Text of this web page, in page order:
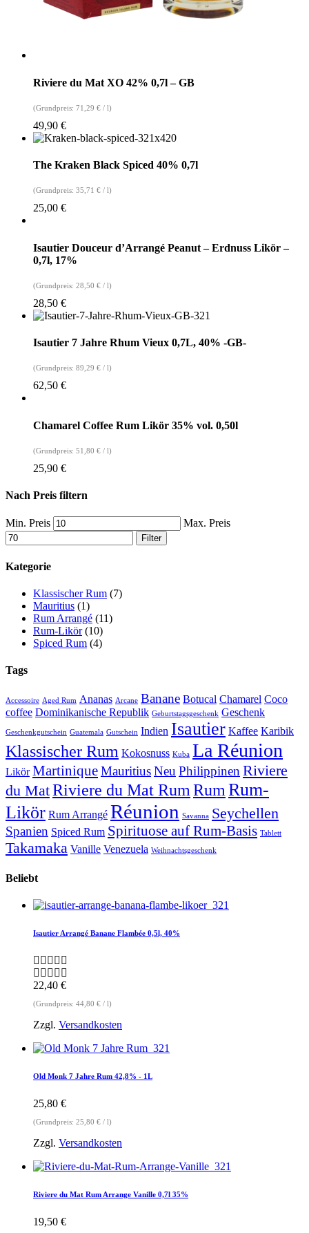
Riviere du Mat XO 42% 0,7l – GB
(Grundpreis: 71,29 € / l)
49,90 €
The Kraken Black Spiced 40% 0,7l
(Grundpreis: 35,71 € / l)
25,00 €
Isautier Douceur d’Arrangé Peanut – Erdnuss Likör –
0,7l, 17%
(Grundpreis: 28,50 € / l)
28,50 €
Isautier 7 Jahre Rhum Vieux 0,7L, 40% -GB-
(Grundpreis: 89,29 € / l)
62,50 €
Chamarel Coffee Rum Likör 35% vol. 0,50l
(Grundpreis: 51,80 € / l)
25,90 €
Nach Preis filtern
Min. Preis Max. Preis
Filter
Kategorie
Klassischer Rum (7)
Mauritius (1)
Rum Arrangé (11)
Rum-Likör (10)
Spiced Rum (4)
Tags
Accessoire Aged Rum Ananas Arcane Banane Botucal Chamarel Coco
coffee Dominikanische Republik Geburtstagsgeschenk Geschenk
Geschenkgutschein Guatemala Gutschein Indien Isautier Kaffee Karibik
Klassischer Rum Kokosnuss Kuba La Réunion
Likör MartiniqueMauritiusNeu PhilippinenRiviere
du MatRiviere du Mat RumRumRum-
Likör Rum Arrangé Réunion Savanna Seychellen
Spanien Spiced Rum Spirituose auf Rum-Basis Tablett
Takamaka Vanille Venezuela Weihnachtsgeschenk
Beliebt
Isautier Arrangé Banane Flambée 0,5l, 40%
22,40 €
(Grundpreis: 44,80 € / l)
Zzgl. Versandkosten
Old Monk 7 Jahre Rum 42,8% - 1L
25,80 €
(Grundpreis: 25,80 € / l)
Zzgl. Versandkosten
Riviere du Mat Rum Arrange Vanille 0,7l 35%
19,50 €